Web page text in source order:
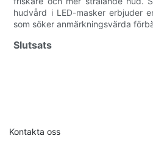
hudvård i LED-masker erbjuder
som söker anmärkningsvärda
Slutsats
Kontakta oss